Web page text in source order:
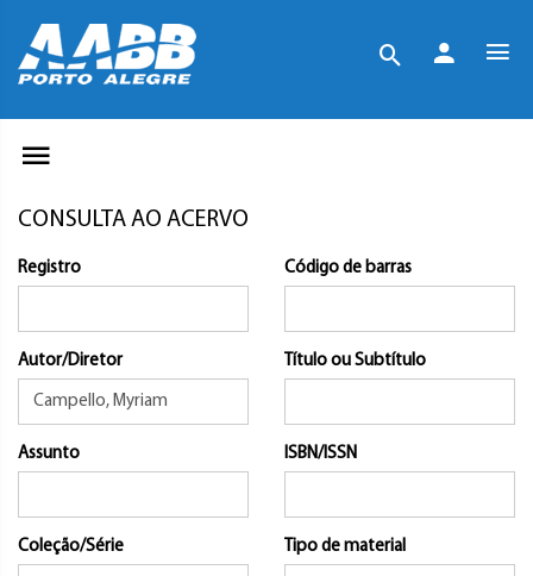
CONSULTA AO ACERVO
Registro Código de barras
Autor/Diretor Título ou Subtítulo
Assunto ISBN/ISSN
Coleção/Série Tipo de material